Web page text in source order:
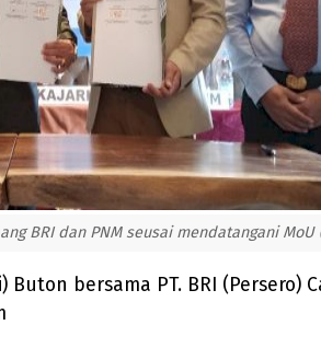
BRI dan PNM seusai mendatangani MoU
Buton bersama PT. BRI